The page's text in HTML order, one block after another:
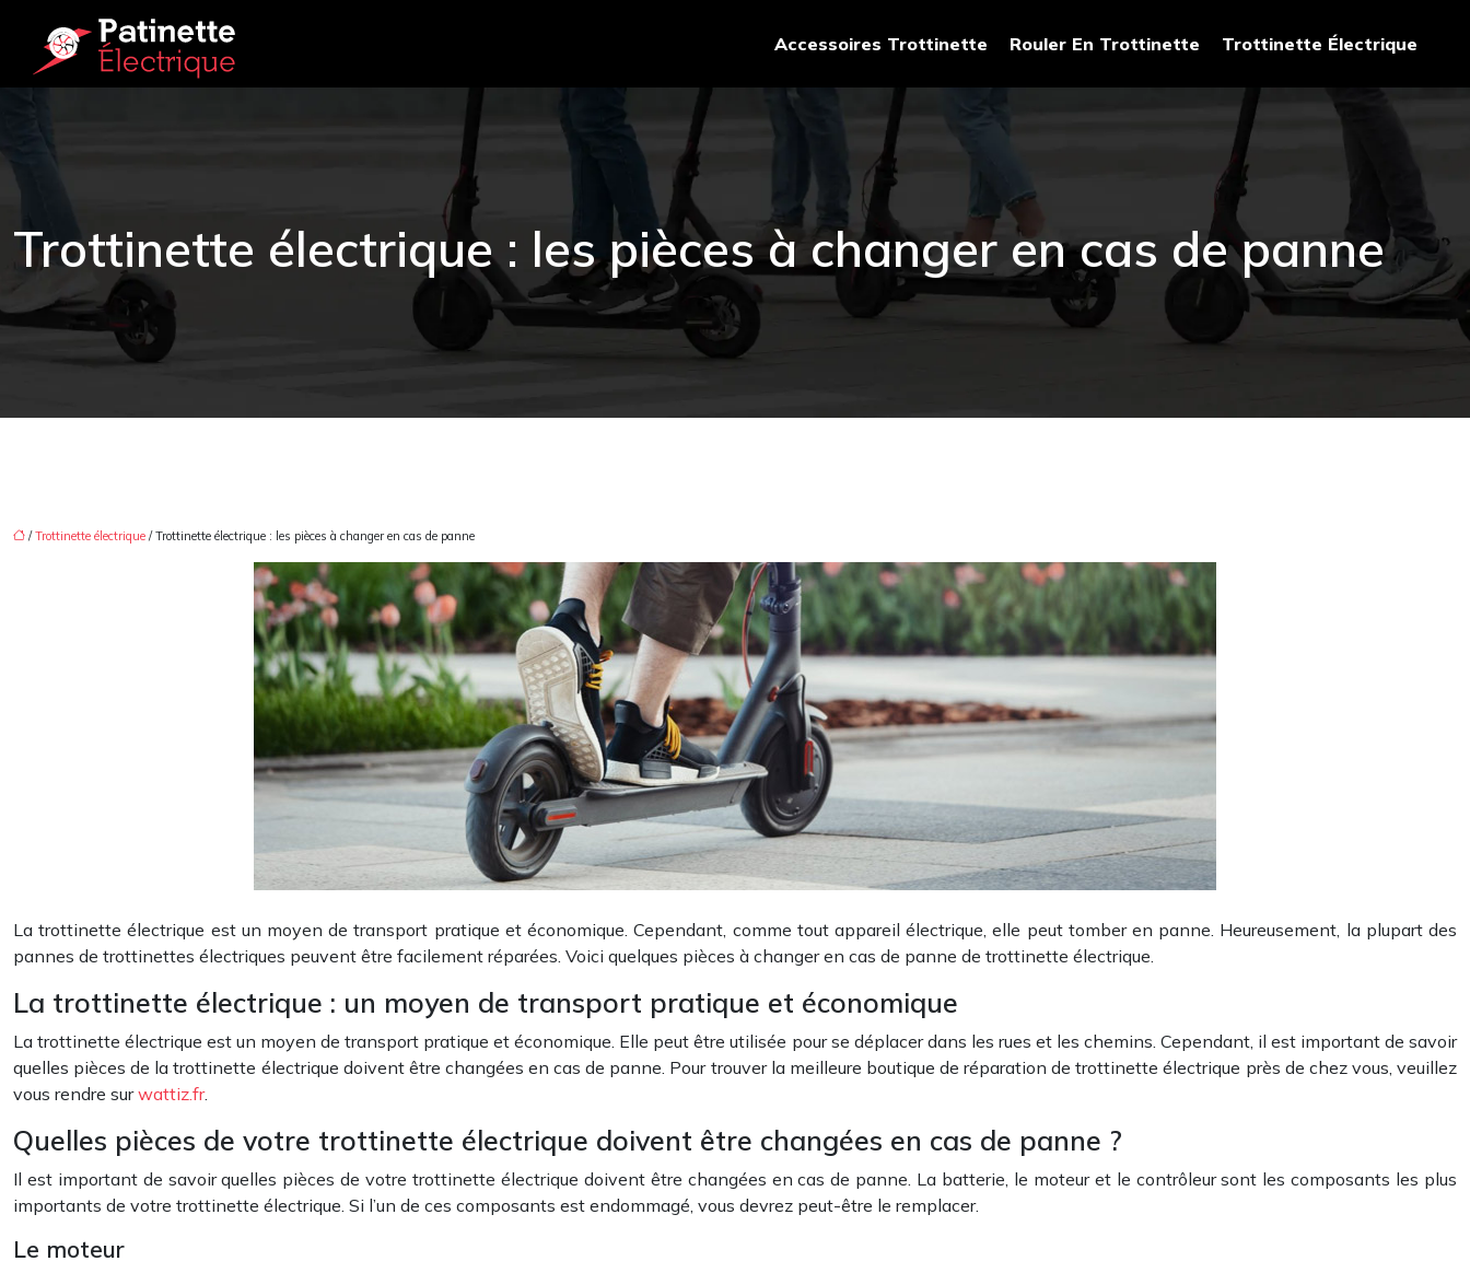
Accessoires Trottinette Rouler En Trottinette Trottinette Électrique
Trottinette électrique : les pièces à changer en cas de panne
/Trottinette électrique / Trottinette électrique : les pièces à changer en cas de panne
La trottinette électrique est un moyen de transport pratique et économique. Cependant, comme tout appareil électrique, elle peut tomber en panne. Heureusement, la plupart des
pannes de trottinettes électriques peuvent être facilement réparées. Voici quelques pièces à changer en cas de panne de trottinette électrique.
La trottinette électrique : un moyen de transport pratique et économique
La trottinette électrique est un moyen de transport pratique et économique. Elle peut être utilisée pour se déplacer dans les rues et les chemins. Cependant, il est important de savoir
quelles pièces de la trottinette électrique doivent être changées en cas de panne. Pour trouver la meilleure boutique de réparation de trottinette électrique près de chez vous, veuillez
vous rendre surwattiz.fr.
Quelles pièces de votre trottinette électrique doivent être changées en cas de panne ?
Il est important de savoir quelles pièces de votre trottinette électrique doivent être changées en cas de panne. La batterie, le moteur et le contrôleur sont les composants les plus
importants de votre trottinette électrique. Si l’un de ces composants est endommagé, vous devrez peut-être le remplacer.
Le moteur